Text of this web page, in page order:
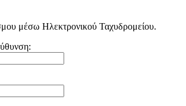
μέσω Ηλεκτρονικού Ταχυδρομείου.